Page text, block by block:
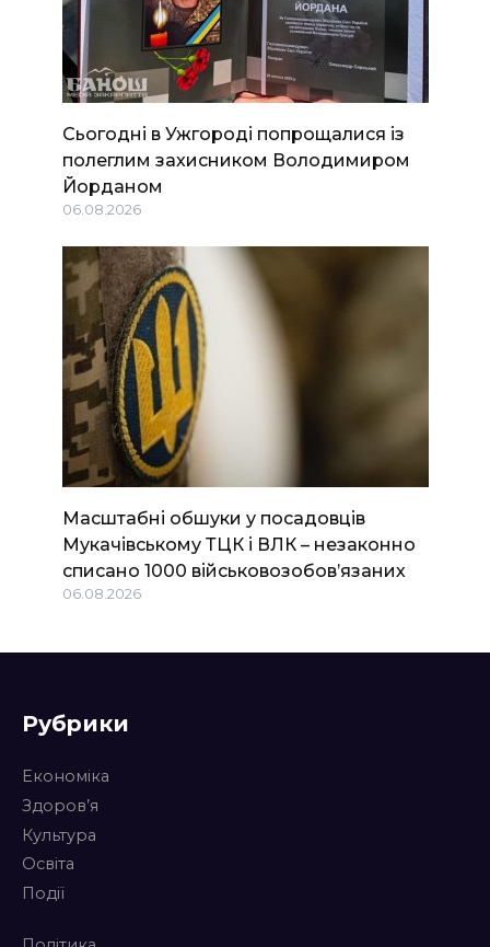
Сьогодні в Ужгороді попрощалися із
полеглим захисником Володимиром
Йорданом
06.08.2026
Масштабні обшуки у посадовців
Мукачівському ТЦК і ВЛК – незаконно
списано 1000 військовозобов’язаних
06.08.2026
Рубрики
Економіка
Здоров’я
Культура
Освіта
Події